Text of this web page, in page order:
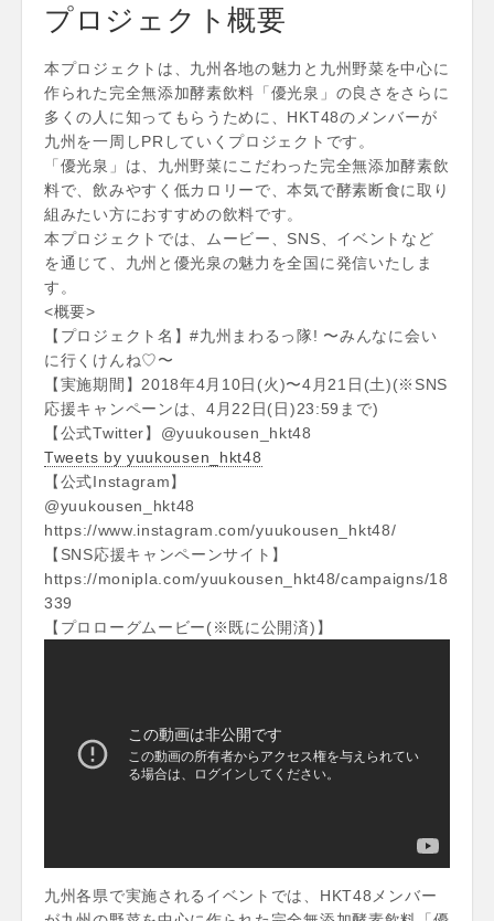
プロジェクト概要
本プロジェクトは、九州各地の魅力と九州野菜を中心に
作られた完全無添加酵素飲料「優光泉」の良さをさらに
多くの人に知ってもらうために、HKT48のメンバーが
九州を一周しPRしていくプロジェクトです。
「優光泉」は、九州野菜にこだわった完全無添加酵素飲
料で、飲みやすく低カロリーで、本気で酵素断食に取り
組みたい方におすすめの飲料です。
本プロジェクトでは、ムービー、SNS、イベントなど
を通じて、九州と優光泉の魅力を全国に発信いたしま
す。
<概要>
【プロジェクト名】#九州まわるっ隊! 〜みんなに会い
に行くけんね♡〜
【実施期間】2018年4月10日(火)〜4月21日(土)(※SNS
応援キャンペーンは、4月22日(日)23:59まで)
【公式Twitter】@yuukousen_hkt48
Tweets by yuukousen_hkt48
【公式Instagram】
@yuukousen_hkt48
https://www.instagram.com/yuukousen_hkt48/
【SNS応援キャンペーンサイト】
https://monipla.com/yuukousen_hkt48/campaigns/18
339
【プロローグムービー(※既に公開済)】
九州各県で実施されるイベントでは、HKT48メンバー